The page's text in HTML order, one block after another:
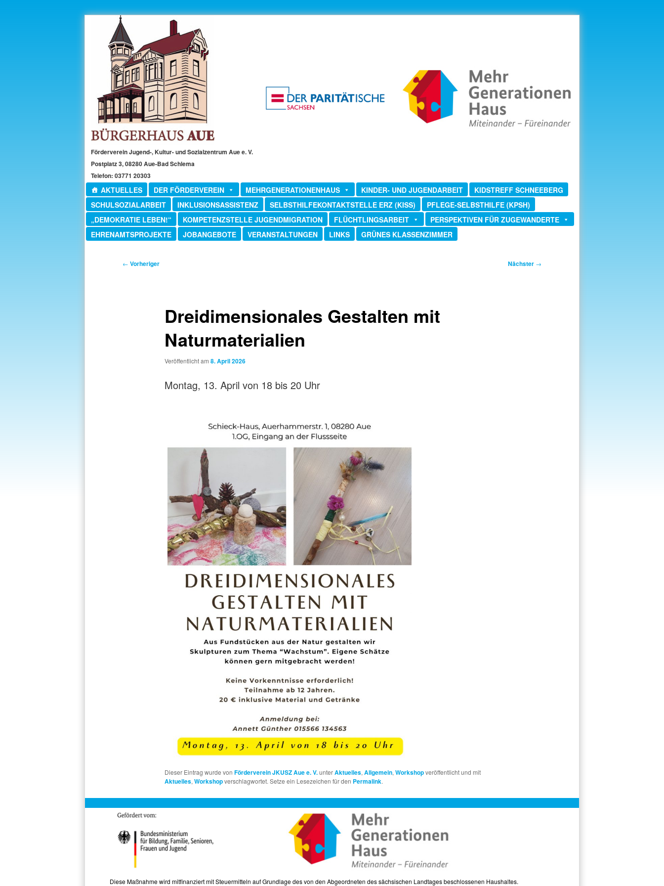
Förderverein Jugend-, Kultur- und Sozialzentrum Aue e. V.
Postplatz 3, 08280 Aue-Bad Schlema
Telefon: 03771 20303
Hauptmenü
AKTUELLES DER FÖRDERVEREIN MEHRGENERATIONENHAUS KINDER- UND JUGENDARBEIT
KIDSTREFF SCHNEEBERG
SCHULSOZIALARBEIT
INKLUSIONSASSISTENZ SELBSTHILFEKONTAKTSTELLE ERZ (KISS)
PFLEGE-SELBSTHILFE (KPSH)
„DEMOKRATIE LEBEN!“
KOMPETENZSTELLE JUGENDMIGRATION FLÜCHTLINGSARBEIT
PERSPEKTIVEN FÜR ZUGEWANDERTE
EHRENAMTSPROJEKTE
JOBANGEBOTE VERANSTALTUNGEN LINKS GRÜNES KLASSENZIMMER
Beitragsnavigation
← Vorheriger Nächster →
Dreidimensionales Gestalten mit
Naturmaterialien
Veröffentlicht am 8. April 2026
Montag, 13. April von 18 bis 20 Uhr
Dieser Eintrag wurde von Förderverein JKUSZ Aue e. V.unterAktuelles, Allgemein, Workshopveröffentlicht und mit
Aktuelles, Workshopverschlagwortet. Setze ein Lesezeichen für den Permalink.
Diese Maßnahme wird mitfinanziert mit Steuermitteln auf Grundlage des von den Abgeordneten des sächsischen Landtages beschlossenen Haushaltes.